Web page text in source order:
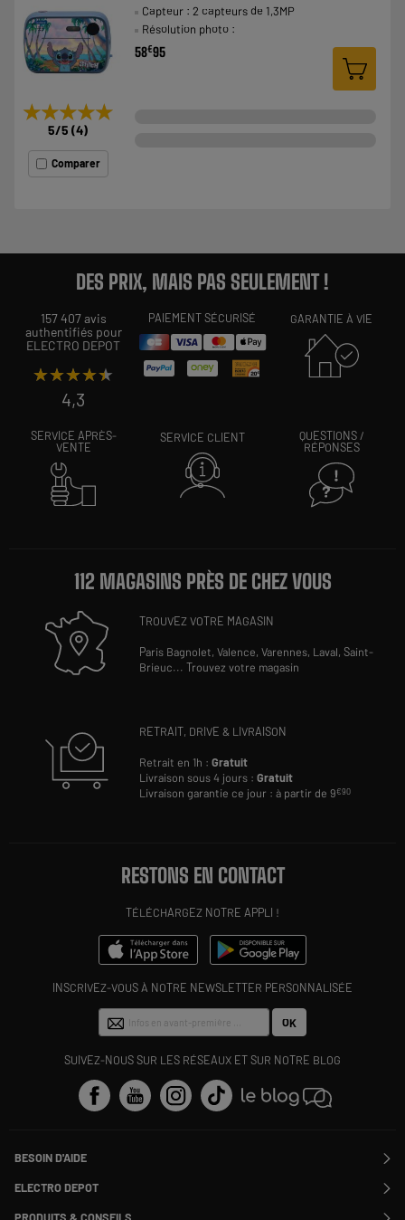
★★★★★
★★★★★
5/5 (4)
Comparer
Capteur : 2 capteurs de 1,3MP
Résolution photo :
58€95
DES PRIX, MAIS PAS SEULEMENT !
157 407 avis
authentifiés pour
ELECTRO DEPOT
★★★★★
★★★★★
4,3
PAIEMENT SÉCURISÉ GARANTIE À VIE
SERVICE APRÈS-
VENTE
SERVICE CLIENT
QUESTIONS /
RÉPONSES
112 MAGASINS PRÈS DE CHEZ VOUS
TROUVEZ VOTRE MAGASIN
Paris Bagnolet,Valence,Varennes, Laval,Saint-
Brieuc...Trouvez votre magasin
RETRAIT, DRIVE & LIVRAISON
Retrait en 1h :Gratuit
Livraison sous 4 jours :Gratuit
Livraison garantie ce jour : à partir de 9€90
RESTONS EN CONTACT
TÉLÉCHARGEZ NOTRE APPLI !
INSCRIVEZ-VOUS À NOTRE NEWSLETTER PERSONNALISÉE
OK
SUIVEZ-NOUS SUR LES RÉSEAUX ET SUR NOTRE BLOG
BESOIN D'AIDE
Suivre ma commande
Modifier ou annuler ma commande
ELECTRO DEPOT